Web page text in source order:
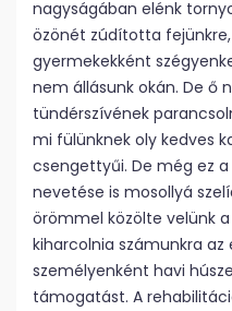
nagyságában elénk
özönét zúdította
gyermekekként
nem állásunk okán. De ő
tündérszívének
mi fülünknek oly kedves
csengettyűi. De még ez
nevetése is mosollyá
örömmel közölte velünk
kiharcolnia számunkra
személyenként havi
támogatást. A